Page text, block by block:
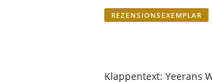
REZENSIONSEXEMPLAR
Klappentext: Yeerans